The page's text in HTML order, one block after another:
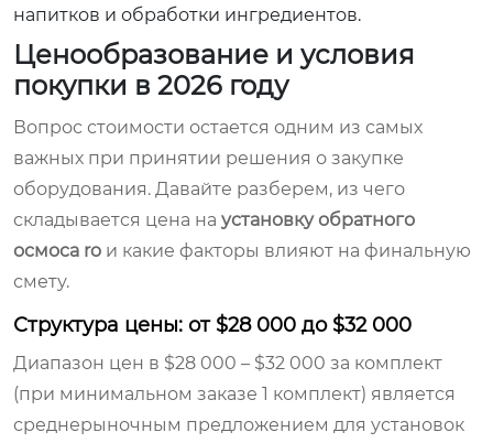
напитков и обработки ингредиентов.
Ценообразование и условия
покупки в 2026 году
Вопрос стоимости остается одним из самых
важных при принятии решения о закупке
оборудования. Давайте разберем, из чего
складывается цена на установку обратного
осмоса ro и какие факторы влияют на финальную
смету.
Структура цены: от $28 000 до $32 000
Диапазон цен в $28 000 – $32 000 за комплект
(при минимальном заказе 1 комплект) является
среднерыночным предложением для установок